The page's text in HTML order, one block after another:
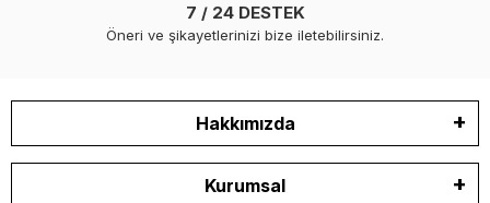
7 / 24 DESTEK
Öneri ve şikayetlerinizi bize iletebilirsiniz.
Hakkımızda
Kurumsal